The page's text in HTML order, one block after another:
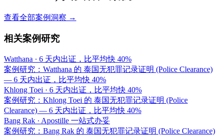
查看全部案例洞察 →
相关案例研究
Watthana · 6 天内出证，比平均快 40%
案例研究：Watthana 的 泰国无犯罪记录证明 (Police Clearance)
— 6 天内出证，比平均快 40%
Khlong Toei · 6 天内出证，比平均快 40%
案例研究：Khlong Toei 的 泰国无犯罪记录证明 (Police
Clearance) — 6 天内出证，比平均快 40%
Bang Rak · Apostille 一站式办妥
案例研究：Bang Rak 的 泰国无犯罪记录证明 (Police Clearance)